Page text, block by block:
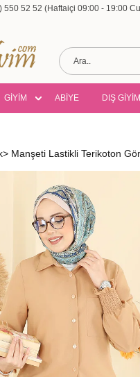
550 52 52 (Haftaiçi 09:00 - 19:00
GİYİM ABİYE DIŞ GİYİM
> Manşeti Lastikli Terikoton